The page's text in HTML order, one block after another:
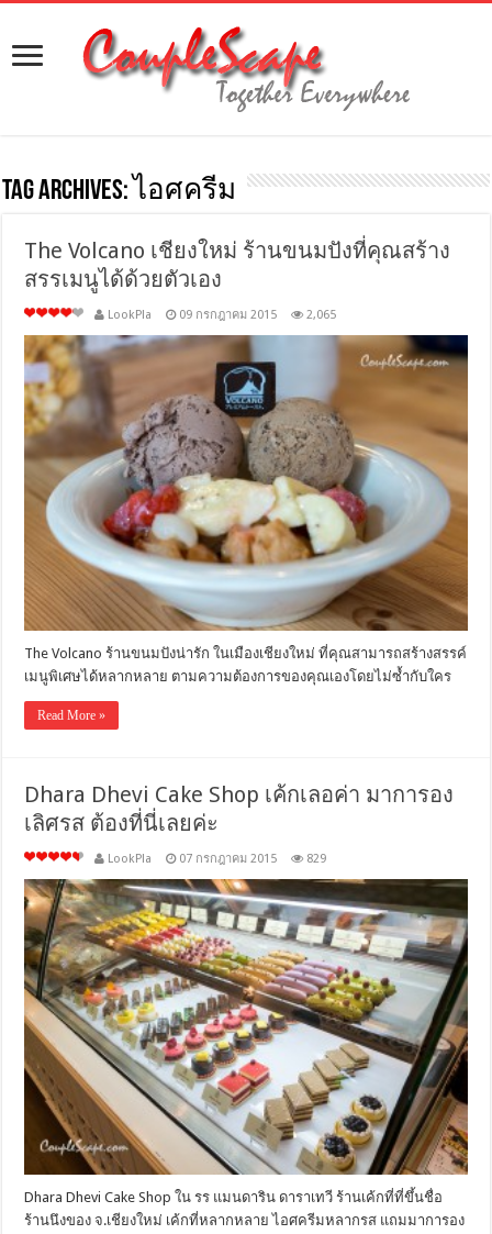
Tag Archives: ไอศครีม
The Volcano เชียงใหม่ ร้านขนมปังที่คุณสร้าง
สรรเมนูได้ด้วยตัวเอง
LookPla 09 กรกฎาคม 2015 2,065
The Volcano ร้านขนมปังน่ารัก ในเมืองเชียงใหม่ ที่คุณสามารถสร้างสรรค์
เมนูพิเศษได้หลากหลาย ตามความต้องการของคุณเองโดยไม่ซ้ำกับใคร
Read More »
Dhara Dhevi Cake Shop เค้กเลอค่า มาการอง
เลิศรส ต้องที่นี่เลยค่ะ
LookPla 07 กรกฎาคม 2015 829
Dhara Dhevi Cake Shop ใน รร แมนดาริน ดาราเทวี ร้านเค้กที่ที่ขึ้นชื่อ
ร้านนึงของ จ.เชียงใหม่ เค้กที่หลากหลาย ไอศครีมหลากรส แถมมาการอง